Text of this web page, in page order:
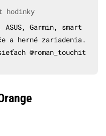
hodinky
Garmin, smart
a herné zariadenia.
@roman_touchit